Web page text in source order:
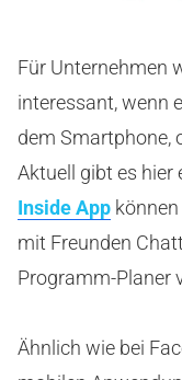
Für Unternehmen
interessant, wenn
dem Smartphone,
Aktuell gibt es hier
Inside App
mit Freunden
Programm-Planer
Ähnlich wie bei